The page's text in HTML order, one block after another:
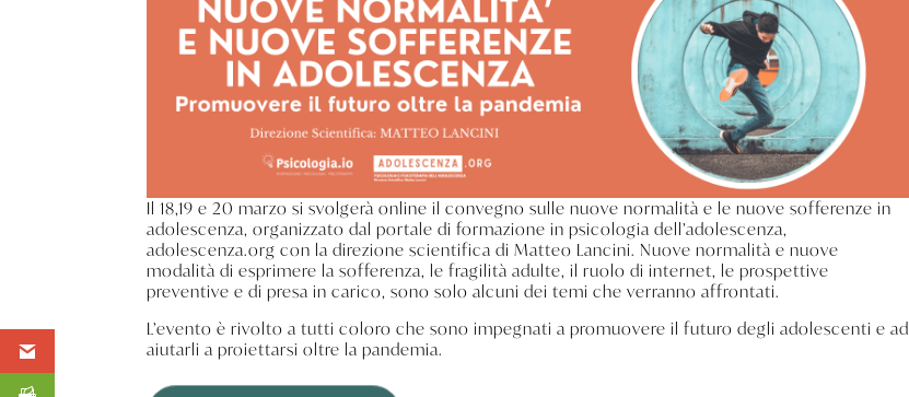
Il 18,19 e 20 marzo si svolgerà online il convegno sulle nuove normalità e le nuove sofferenze in
adolescenza, organizzato dal portale di formazione in psicologia dell’adolescenza,
adolescenza.org con la direzione scientifica di Matteo Lancini. Nuove normalità e nuove
modalità di esprimere la sofferenza, le fragilità adulte, il ruolo di internet, le prospettive
preventive e di presa in carico, sono solo alcuni dei temi che verranno affrontati.
L’evento è rivolto a tutti coloro che sono impegnati a promuovere il futuro degli adolescenti e ad
aiutarli a proiettarsi oltre la pandemia.